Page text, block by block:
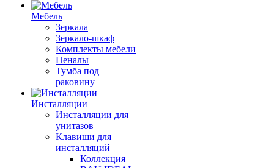
Мебель
Зеркала
Зеркало-шкаф
Комплекты мебели
Пеналы
Тумба под
раковину
Инсталляции
Инсталляции для
унитазов
Клавиши для
инсталляций
Коллекция